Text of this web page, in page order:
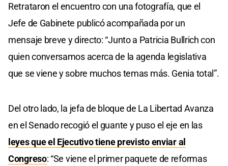
Retrataron el encuentro con una fotografía, que el
Jefe de Gabinete publicó acompañada por un
mensaje breve y directo: “Junto a Patricia Bullrich con
quien conversamos acerca de la agenda legislativa
que se viene y sobre muchos temas más. Genia total”.
Del otro lado, la jefa de bloque de La Libertad Avanza
en el Senado recogió el guante y puso el eje en las
leyes que el Ejecutivo tiene previsto enviar al
Congreso: “Se viene el primer paquete de reformas